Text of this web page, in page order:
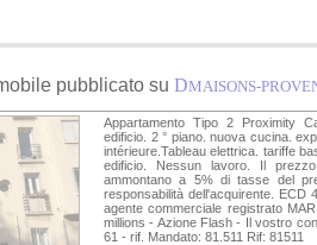
pubblicato su DMAISONS-
Appartamento Tipo 2 Proximity
edificio. 2 ° piano. nuova cucina.
intérieure.Tableau elettrica. tariffe
edificio. Nessun lavoro. Il
ammontano a 5% di tasse del
responsabilità dell'acquirente. ECD
agente commerciale registrato
millions - Azione Flash - Il vostro
61 - rif. Mandato: 81.511 Rif: 81511